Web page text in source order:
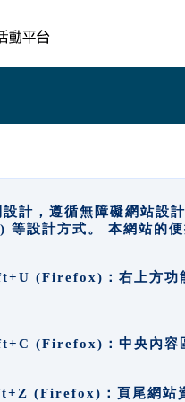
計，遵循無障礙網站
設計方式。 本網站的便
(Firefox)：右上方功能
(Firefox)：中央內容區
(Firefox)：頁尾網站